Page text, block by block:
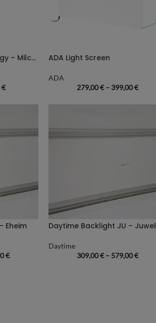
ADA Aqua Screen Foggy – Milchglasfolie
€
ADA Light Screen
ADA
279,00€– 399,00€
Eheim
€
Daytime Backlight JU – Juwel
Daytime
309,00€– 579,00€